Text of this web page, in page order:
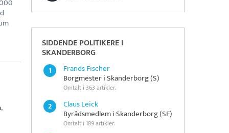
SIDDENDE POLITIKERE I
SKANDERBORG
1 Frands Fischer
Borgmester i Skanderborg (S)
Omtalt i 363 artikler.
2 Claus Leick
Byrådsmedlem i Skanderborg (SF)
Omtalt i 189 artikler.
,